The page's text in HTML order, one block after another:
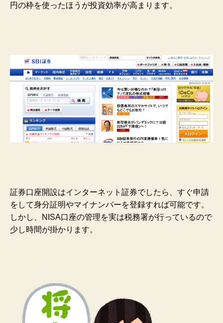
円の枠を使ったほうが投資効率が高まります。
証券口座開設はインターネット証券でしたら、すぐ申請
をして身分証明やマイナンバーを登録すれば可能です。
しかし、NISA口座の管理を実は税務署が行っているので
少し時間が掛かります。